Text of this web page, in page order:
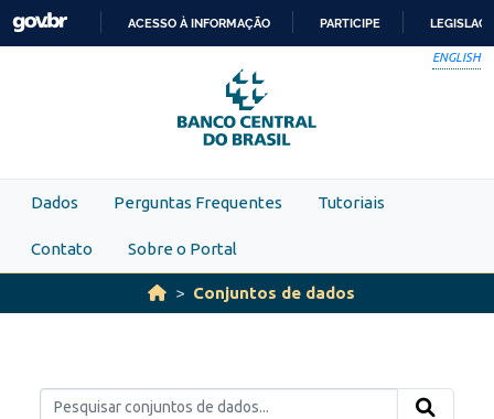
Skip to main content
PARA
O
CONTEÚDO
ACESSO À INFORMAÇÃO PARTICIPE
ENGLISH
Dados Perguntas Frequentes Tutoriais
Contato Sobre o Portal
Conjuntos de dados